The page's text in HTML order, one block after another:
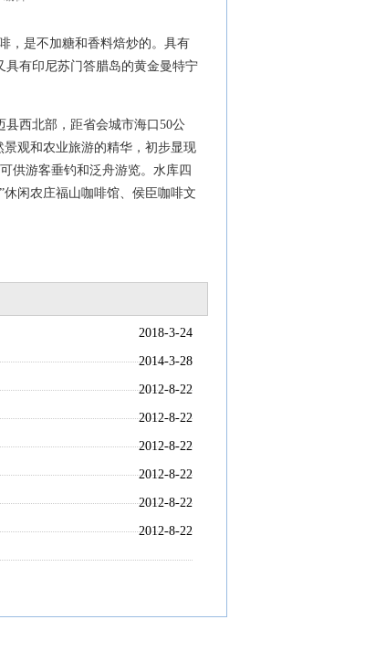
是不加糖和香料焙炒的。具有
有印尼苏门答腊岛的黄金曼特宁
西北部，距省会城市海口50公
观和农业旅游的精华，初步显现
供游客垂钓和泛舟游览。水库四
闲农庄福山咖啡馆、侯臣咖啡文
2018-3-24
2014-3-28
2012-8-22
2012-8-22
2012-8-22
2012-8-22
2012-8-22
2012-8-22